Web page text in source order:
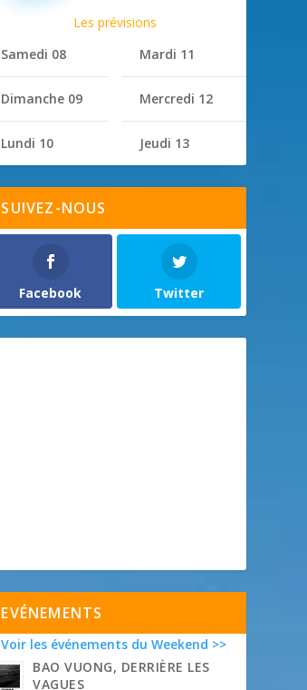
Les prévisions
Samedi 08
Dimanche 09
Lundi 10
Mardi 11
Mercredi 12
Jeudi 13
SUIVEZ-NOUS
Facebook Twitter
EVÉNEMENTS
Voir les événements du Weekend >>
BAO VUONG, DERRIÈRE LES
VAGUES